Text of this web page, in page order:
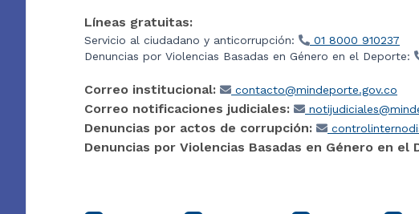
Líneas gratuitas:
Servicio al ciudadano y anticorrupción:
01 8000 910237
Denuncias por Violencias Basadas en Género en el Deporte:
Correo institucional: contacto@mindeporte.gov.co
Correo notificaciones judiciales:
Denuncias por actos de corrupción:
Denuncias por Violencias Basadas en Género en el